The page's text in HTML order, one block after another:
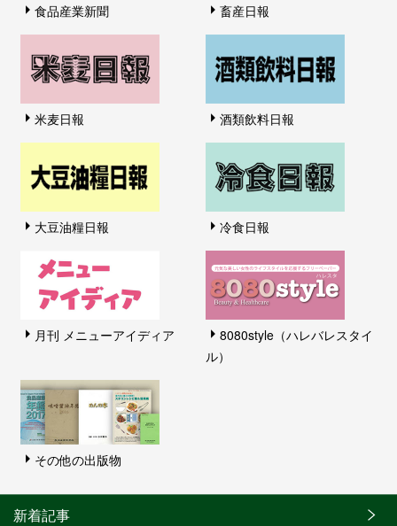
食品産業新聞 畜産日報
米麦日報 酒類飲料日報
大豆油糧日報 冷食日報
月刊 メニューアイディア
8080style（ハレバレスタイ
ル）
その他の出版物
新着記事